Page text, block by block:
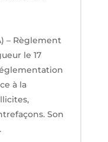
– Règlement
le 17
à la
Son